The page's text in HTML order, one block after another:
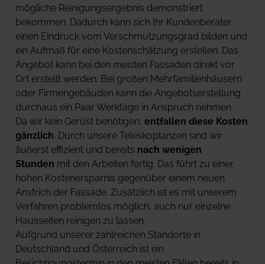
mögliche Reinigungsergebnis demonstriert
bekommen. Dadurch kann sich Ihr Kundenberater
einen Eindruck vom Verschmutzungsgrad bilden und
ein Aufmaß für eine Kostenschätzung erstellen. Das
Angebot kann bei den meisten Fassaden direkt vor
Ort erstellt werden. Bei großen Mehrfamilienhäusern
oder Firmengebäuden kann die Angebotserstellung
durchaus ein Paar Werktage in Anspruch nehmen.
Da wir kein Gerüst benötigen, entfallen diese Kosten
gänzlich. Durch unsere Teleskoplanzen sind wir
äußerst effizient und bereits nach wenigen
Stunden mit den Arbeiten fertig. Das führt zu einer
hohen Kostenersparnis gegenüber einem neuen
Anstrich der Fassade. Zusätzlich ist es mit unserem
Verfahren problemlos möglich, auch nur einzelne
Hausseiten reinigen zu lassen.
Aufgrund unserer zahlreichen Standorte in
Deutschland und Österreich ist ein